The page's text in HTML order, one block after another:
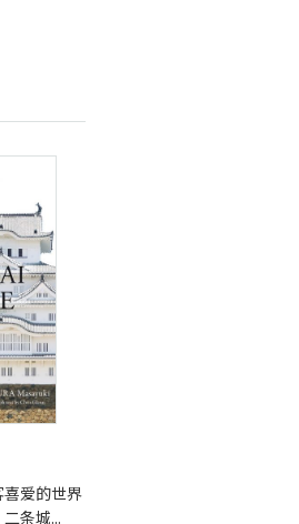
爱的世界
条城...